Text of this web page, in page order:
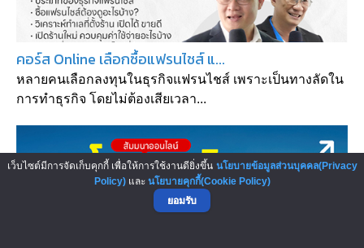
คอร์ส Online เลือกซื้อแฟรนไชส์ แ...
หลายคนเลือกลงทุนในธุรกิจแฟรนไชส์ เพราะเป็นทางลัดใน
การทำธุรกิจ โดยไม่ต้องเสียเวลา...
เว็บไซต์มีการจัดเก็บคุกกี้ เพื่อให้การใช้งานดียิ่งขึ้น นโยบายข้อมูลส่วนบุคคล(Privacy
Policy)และ นโยบายคุกกี้(Cookie Policy)
ยอมรับ